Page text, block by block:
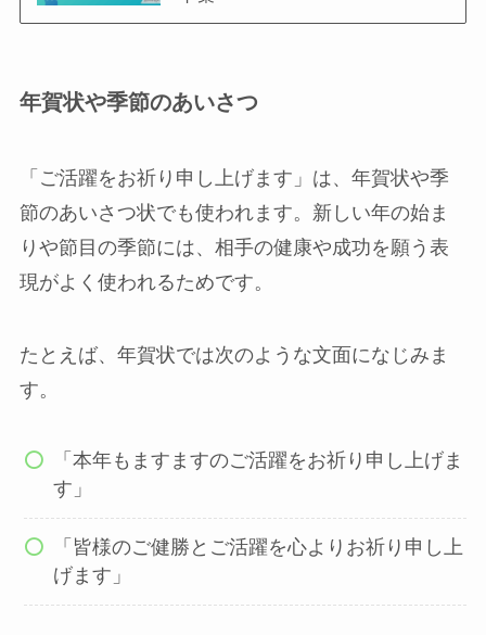
年賀状や季節のあいさつ
「ご活躍をお祈り申し上げます」は、年賀状や季
節のあいさつ状でも使われます。新しい年の始ま
りや節目の季節には、相手の健康や成功を願う表
現がよく使われるためです。
たとえば、年賀状では次のような文面になじみま
す。
「本年もますますのご活躍をお祈り申し上げま
す」
「皆様のご健勝とご活躍を心よりお祈り申し上
げます」